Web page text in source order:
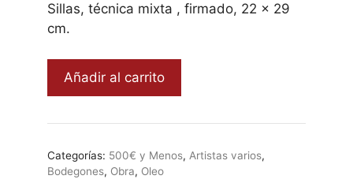
Sillas, técnica mixta , firmado, 22 x 29
cm.
Castroscuvero
A
cantidad
Añadir al carrito
Categorías: 500€ y Menos, Artistas varios,
Bodegones, Obra, Oleo